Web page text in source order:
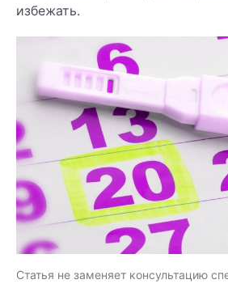
избежать.
Статья не заменяет консультацию